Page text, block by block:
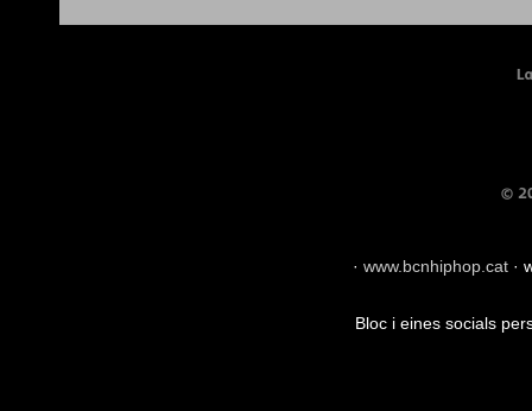
· www.bcnhiphop.cat ·
Bloc i eines socials